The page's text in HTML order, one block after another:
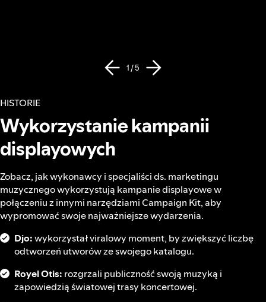
1 / 5
HISTORIE
Wykorzystanie kampanii
displayowych
Zobacz, jak wykonawcy i specjaliści ds. marketingu
muzycznego wykorzystują kampanie displayowe w
połączeniu z innymi narzędziami Campaign Kit, aby
wypromować swoje najważniejsze wydarzenia.
Djo:wykorzystał viralowy moment, by zwiększyć liczbę
odtworzeń utworów ze swojego katalogu.
Royel Otis: rozgrzali publiczność swoją muzyką i
zapowiedzią światowej trasy koncertowej.